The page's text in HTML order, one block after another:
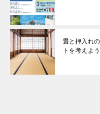
畳と押入れ
トを考えよう